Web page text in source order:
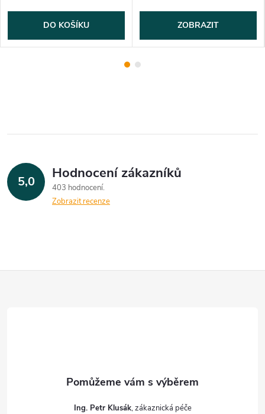
DO KOŠÍKU ZOBRAZIT
5,0 Hodnocení zákazníků
403 hodnocení
Zobrazit recenze
Ing. Petr Klusák